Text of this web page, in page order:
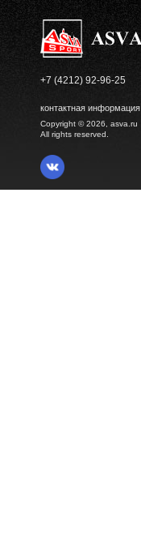
+7 (4212) 92-96-25
контактная информация
Copyright © 2026, asva.ru
All rights reserved.